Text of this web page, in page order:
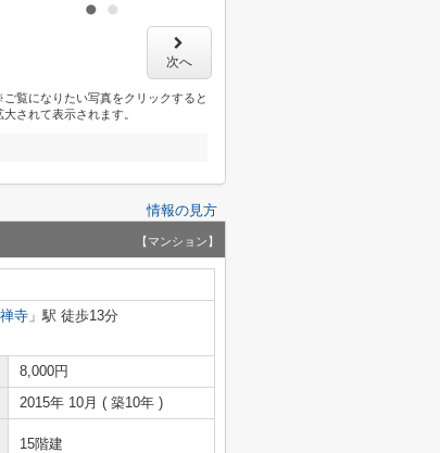
次へ
覧になりたい写真をクリックすると
大されて表示されます。
情報の見方
【マンション】
寺 」駅 徒歩13分
8,000円
2015年 10月 ( 築10年 )
15階建